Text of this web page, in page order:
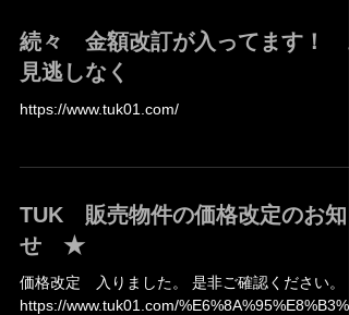
続々 金額改訂が入ってます！
見逃しなく
https://www.tuk01.com/
TUK 販売物件の価格改定のお知
せ ★
価格改定 入りました。 是非ご確認ください。
https://www.tuk01.com/